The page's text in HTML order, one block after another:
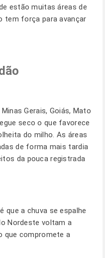
estão muitas áreas de
tem força para avançar
Gerais, Goiás, Mato
seco o que favorece
do milho. As áreas
de forma mais tardia
da pouca registrada
que a chuva se espalhe
Nordeste voltam a
que compromete a